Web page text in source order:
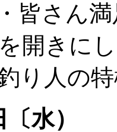
皆さん
開きに
り人の
日〔水